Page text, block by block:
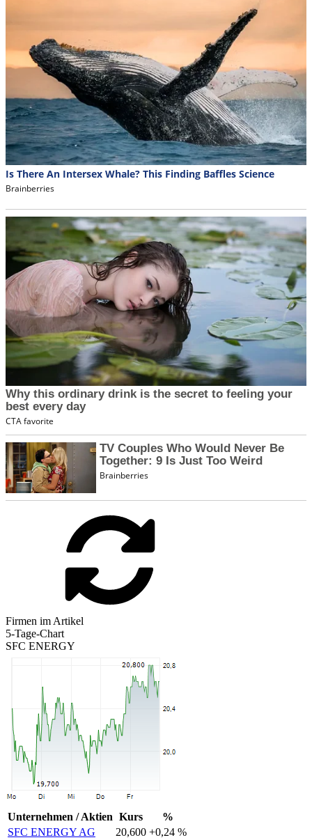
Firmen im Artikel
5-Tage-Chart
SFC ENERGY
Unternehmen / Aktien Kurs
%
SFC ENERGY AG
20,600 +0,24 %